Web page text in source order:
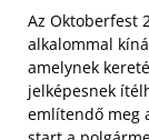
Az Oktoberfest
alkalommal
amelynek
jelképesnek
említendő meg